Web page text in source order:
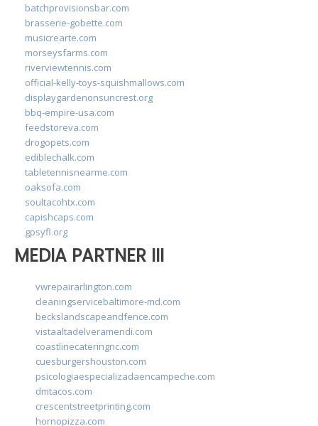
batchprovisionsbar.com
brasserie-gobette.com
musicrearte.com
morseysfarms.com
riverviewtennis.com
official-kelly-toys-squishmallows.com
displaygardenonsuncrest.org
bbq-empire-usa.com
feedstoreva.com
drogopets.com
ediblechalk.com
tabletennisnearme.com
oaksofa.com
soultacohtx.com
capishcaps.com
gpsyfl.org
MEDIA PARTNER III
vwrepairarlington.com
cleaningservicebaltimore-md.com
beckslandscapeandfence.com
vistaaltadelveramendi.com
coastlinecateringnc.com
cuesburgershouston.com
psicologiaespecializadaencampeche.com
dmtacos.com
crescentstreetprinting.com
hornopizza.com